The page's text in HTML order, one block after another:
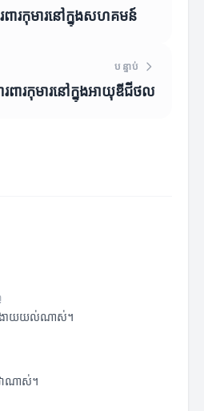
ពារកុមារនៅក្នុងសហគមន៍
បន្ទាប់
រពារកុមារ​នៅក្នុងអាយុឌីជីថល
ងាយយល់ណាស់។
ាណាស់។